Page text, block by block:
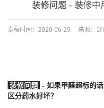
装修问题 - 装修中
发稿时间：2020-06-29 来源：舒
装修问题 - 如果甲醛超标的
区分药水好坏？